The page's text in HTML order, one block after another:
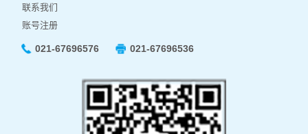
联系我们
账号注册
021-67696576 021-67696536